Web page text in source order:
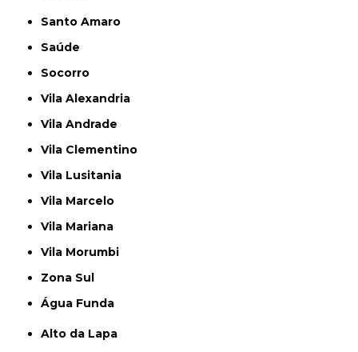
Santo Amaro
Saúde
Socorro
Vila Alexandria
Vila Andrade
Vila Clementino
Vila Lusitania
Vila Marcelo
Vila Mariana
Vila Morumbi
Zona Sul
Água Funda
Alto da Lapa